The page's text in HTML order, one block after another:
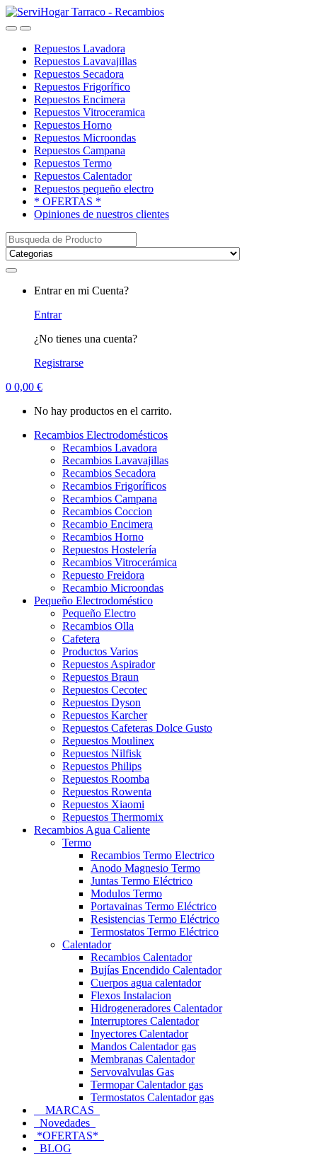
Saltar
a
saltar
al
OpenClose
Repuestos Lavadora
Repuestos Lavavajillas
Repuestos Secadora
Repuestos Frigorífico
Repuestos Encimera
Repuestos Vitroceramica
Repuestos Horno
Repuestos Microondas
Repuestos Campana
Repuestos Termo
Repuestos Calentador
Repuestos pequeño electro
* OFERTAS *
Opiniones de nuestros clientes
Buscar:
Entrar en mi Cuenta?
Entrar
¿No tienes una cuenta?
Registrarse
0 0,00 €
No hay productos en el carrito.
Recambios Electrodomésticos
Recambios Lavadora
Recambios Lavavajillas
Recambios Secadora
Recambios Frigoríficos
Recambios Campana
Recambios Coccion
Recambio Encimera
Recambios Horno
Repuestos Hostelería
Recambios Vitrocerámica
Repuesto Freidora
Recambio Microondas
Pequeño Electrodoméstico
Pequeño Electro
Recambios Olla
Cafetera
Productos Varios
Repuestos Aspirador
Repuestos Braun
Repuestos Cecotec
Repuestos Dyson
Repuestos Karcher
Repuestos Cafeteras Dolce Gusto
Repuestos Moulinex
Repuestos Nilfisk
Repuestos Philips
Repuestos Roomba
Repuestos Rowenta
Repuestos Xiaomi
Repuestos Thermomix
Recambios Agua Caliente
Termo
Recambios Termo Electrico
Anodo Magnesio Termo
Juntas Termo Eléctrico
Modulos Termo
Portavainas Termo Eléctrico
Resistencias Termo Eléctrico
Termostatos Termo Eléctrico
Calentador
Recambios Calentador
Bujías Encendido Calentador
Cuerpos agua calentador
Flexos Instalacion
Hidrogeneradores Calentador
Interruptores Calentador
Inyectores Calentador
Mandos Calentador gas
Membranas Calentador
Servovalvulas Gas
Termopar Calentador gas
Termostatos Calentador gas
MARCAS
Novedades
*OFERTAS*
BLOG